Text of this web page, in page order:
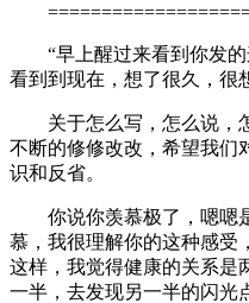
“早上醒过来看到你发
看到到现在，想了很久，很
关于怎么写，怎么说，
不断的修修改改，希望我们
识和反省。
你说你羡慕极了，嗯嗯
慕，我很理解你的这种感受
这样，我觉得健康的关系是
一半，去发现另一半的闪光